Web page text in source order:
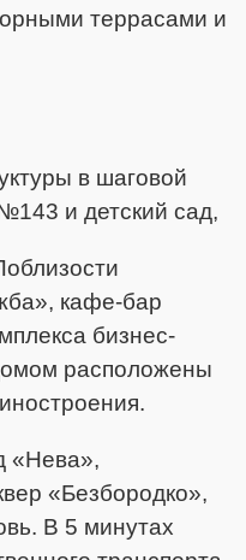
террасами и
в шаговой
и детский сад,
кафе-бар
бизнес-
расположены
«Нева»,
«Безбородко»,
В 5 минутах